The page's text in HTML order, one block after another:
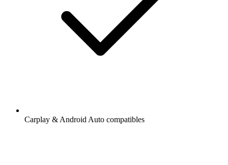
Carplay & Android Auto compatibles